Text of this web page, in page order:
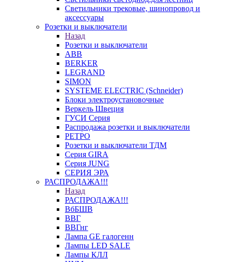
Светильники трековые, шинопровод и
аксессуары
Розетки и выключатели
Назад
Розетки и выключатели
ABB
BERKER
LEGRAND
SIMON
SYSTEME ELECTRIC (Schneider)
Блоки электроустановочные
Веркель Швеция
ГУСИ Серия
Распродажа розетки и выключатели
РЕТРО
Розетки и выключатели ТДМ
Серия GIRA
Серия JUNG
СЕРИЯ ЭРА
РАСПРОДАЖА!!!
Назад
РАСПРОДАЖА!!!
ВбБШВ
ВВГ
ВВГнг
Лампа GE галогенн
Лампы LED SALE
Лампы КЛЛ